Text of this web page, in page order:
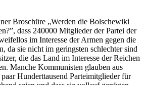
Broschüre „Werden die Bolschewiki
dass 240000 Mitglieder der Partei der
im Interesse der Armen gegen die
da sie nicht im geringsten schlechter sind
die das Land im Interesse der Reichen
Manche Kommunisten glauben aus
Hunderttausend Parteimitglieder für